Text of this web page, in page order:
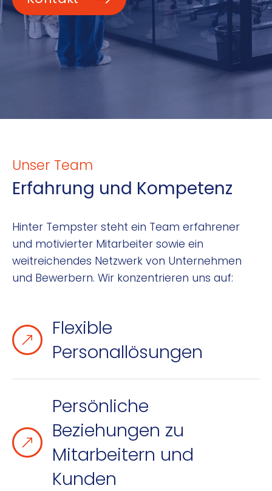
Unser Team
Erfahrung und Kompetenz
Hinter Tempster steht ein Team erfahrener
und motivierter Mitarbeiter sowie ein
weitreichendes Netzwerk von Unternehmen
und Bewerbern. Wir konzentrieren uns auf:
Flexible
Personallösungen
Persönliche
Beziehungen zu
Mitarbeitern und
Kunden